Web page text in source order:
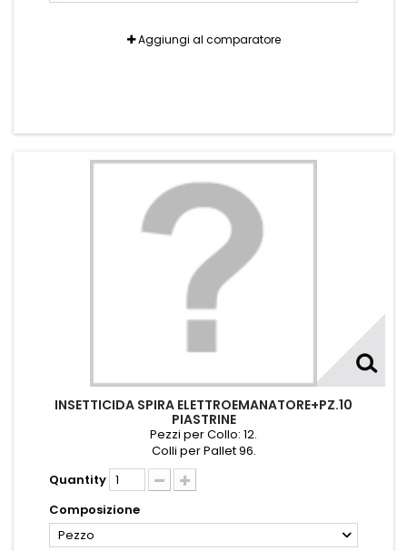
Aggiungi al comparatore
INSETTICIDA SPIRA ELETTROEMANATORE+PZ.10
PIASTRINE
Pezzi per Collo: 12.
Colli per Pallet 96.
Quantity
Composizione
Pezzo